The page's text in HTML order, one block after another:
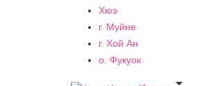
Хюэ
г. Муйне
г. Хой Ан
о. Фукуок